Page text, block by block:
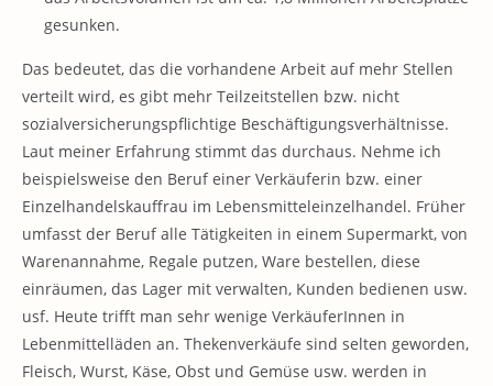
gesunken.
Das bedeutet, das die vorhandene Arbeit auf mehr Stellen
verteilt wird, es gibt mehr Teilzeitstellen bzw. nicht
sozialversicherungspflichtige Beschäftigungsverhältnisse.
Laut meiner Erfahrung stimmt das durchaus. Nehme ich
beispielsweise den Beruf einer Verkäuferin bzw. einer
Einzelhandelskauffrau im Lebensmitteleinzelhandel. Früher
umfasst der Beruf alle Tätigkeiten in einem Supermarkt, von
Warenannahme, Regale putzen, Ware bestellen, diese
einräumen, das Lager mit verwalten, Kunden bedienen usw.
usf. Heute trifft man sehr wenige VerkäuferInnen in
Lebenmittelläden an. Thekenverkäufe sind selten geworden,
Fleisch, Wurst, Käse, Obst und Gemüse usw. werden in